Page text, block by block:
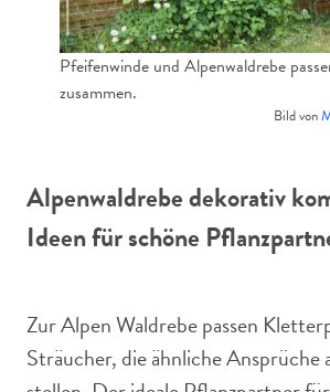
Pfeifenwinde und Alpenwaldrebe
zusammen.
Bild von
Alpenwaldrebe dekorativ
Ideen für schöne
Zur Alpen Waldrebe passen
Sträucher, die ähnliche Ansprüche